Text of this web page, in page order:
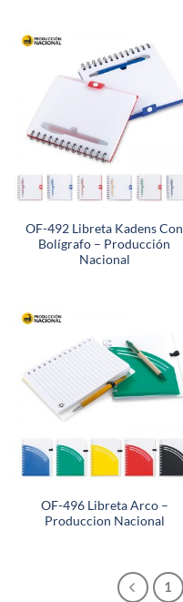
OF-492 Libreta Kadens Con
Bolígrafo – Producción
Nacional
OF-496 Libreta Arco –
Produccion Nacional
1